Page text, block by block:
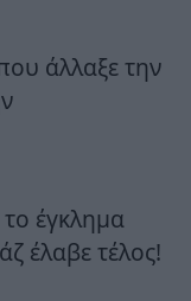
άλλαξε την
έγκλημα
έλαβε τέλος!